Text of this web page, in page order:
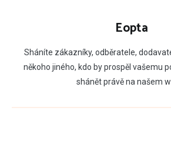
Eopta
Sháníte zákazníky, odběratele,
někoho jiného, kdo by prospěl vašemu
shánět právě na našem